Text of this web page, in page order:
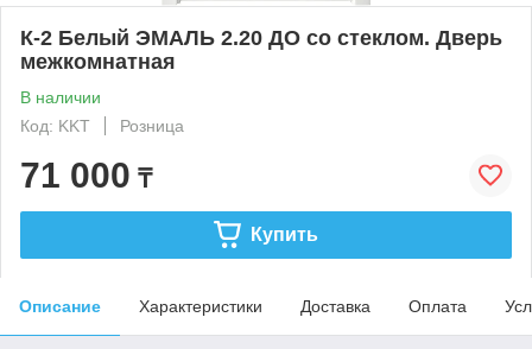
К-2 Белый ЭМАЛЬ 2.20 ДО со стеклом. Дверь
межкомнатная
В наличии
Код: KKT
Розница
71 000 ₸
Купить
Описание Характеристики Доставка Оплата